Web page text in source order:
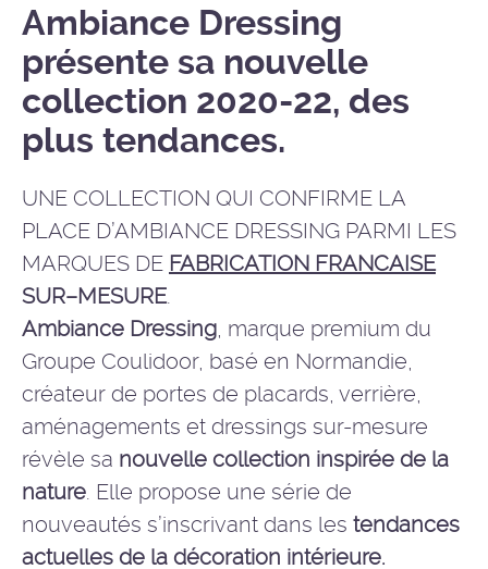
Ambiance Dressing
présente sa nouvelle
collection 2020-22, des
plus tendances.
UNE COLLECTION QUI CONFIRME LA
PLACE D’AMBIANCE DRESSING PARMI LES
MARQUES DE FABRICATION FRANCAISE
SUR–MESURE.
Ambiance Dressing, marque premium du
Groupe Coulidoor, basé en Normandie,
créateur de portes de placards, verrière,
aménagements et dressings sur-mesure
révèle sa nouvelle collection inspirée de la
nature. Elle propose une série de
nouveautés s’inscrivant dans les tendances
actuelles de la décoration intérieure.